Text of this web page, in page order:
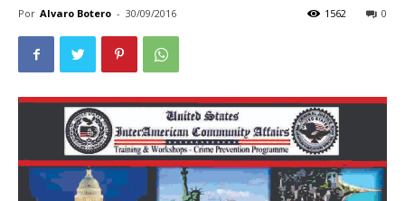
Por Alvaro Botero - 30/09/2016 0
1562